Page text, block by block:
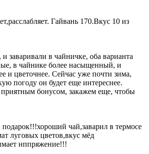
Гайвань 170.Вкус 10 из
заваривали в чайничке, оба варианта
в чайнике более насыщенный, и
и цветочнее. Сейчас уже почти зима,
погоду он будет еще интереснее.
бонусом, закажем еще, чтобы
чай,заварил в термосе
луговых цветов,вкус мёд
нппряжение!!!